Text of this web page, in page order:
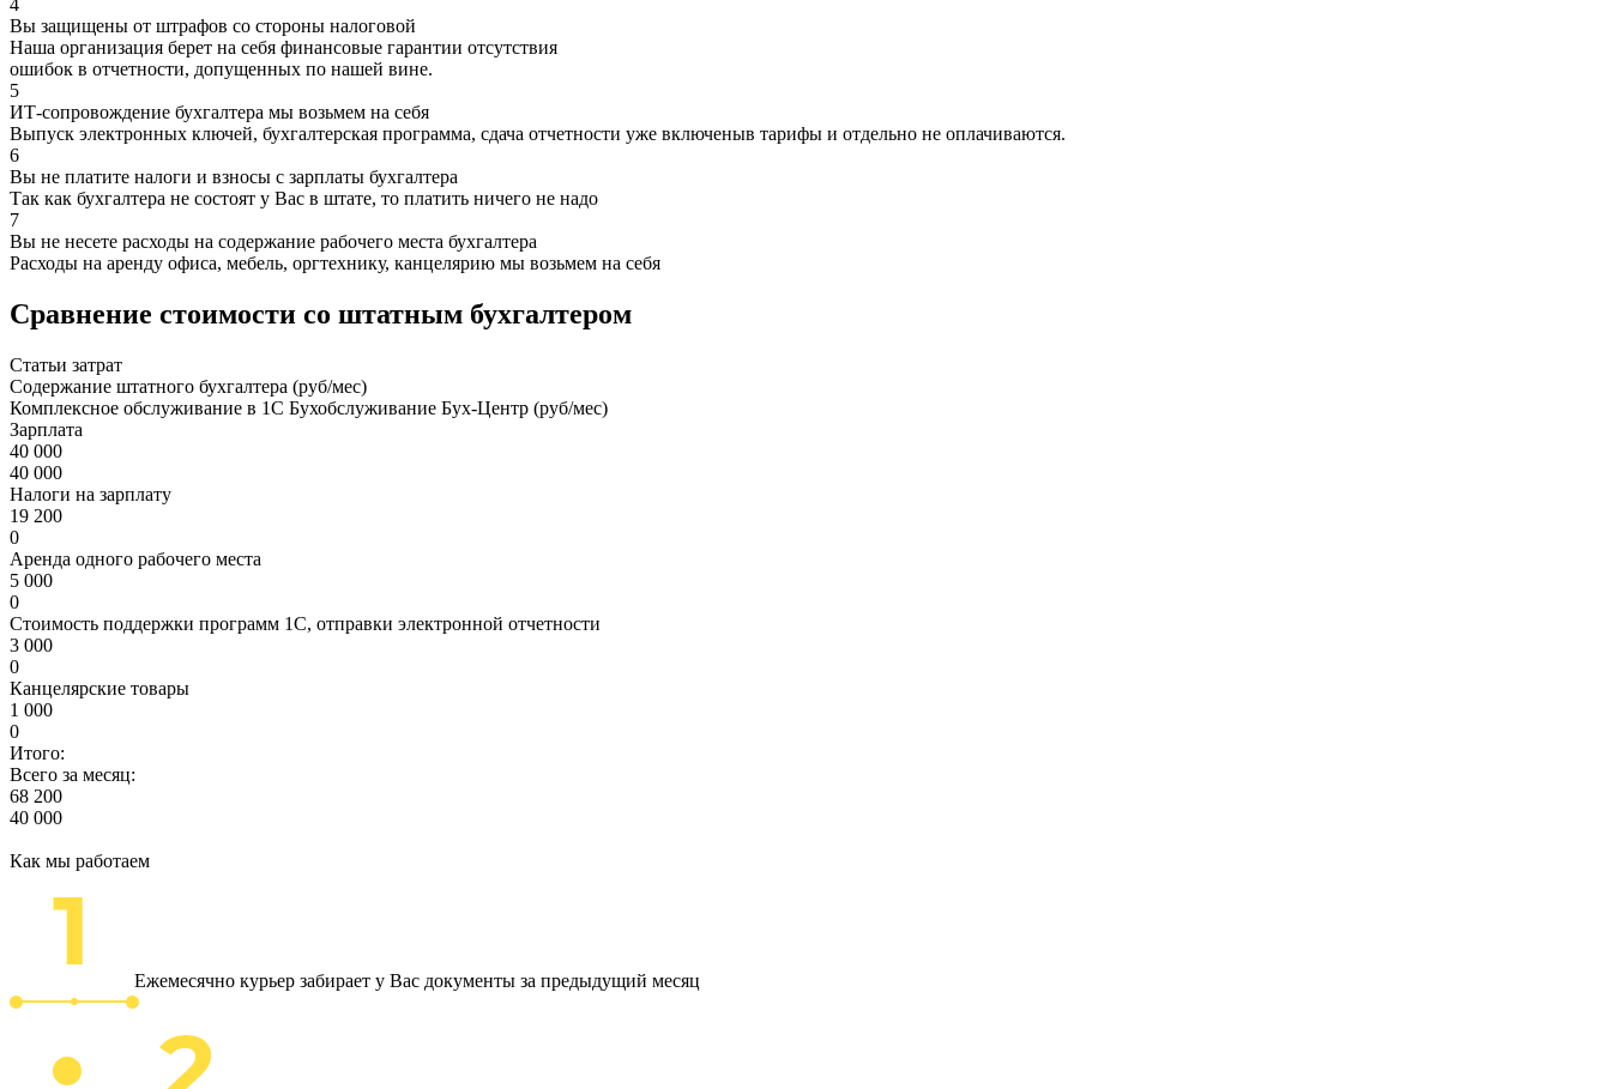
Вы защищены от штрафов со стороны налоговой
Наша организация берет на себя финансовые гарантии отсутствия
ошибок в отчетности, допущенных по нашей вине.
5
ИТ-сопровождение бухгалтера мы возьмем на себя
Выпуск электронных ключей, бухгалтерская программа, сдача отчетности уже включеныв тарифы и отдельно не оплачиваются.
6
Вы не платите налоги и взносы с зарплаты бухгалтера
Так как бухгалтера не состоят у Вас в штате, то платить ничего не надо
7
Вы не несете расходы на содержание рабочего места бухгалтера
Расходы на аренду офиса, мебель, оргтехнику, канцелярию мы возьмем на себя
Сравнение стоимости со штатным бухгалтером
Статьи затрат
Содержание штатного бухгалтера (руб/мес)
Комплексное обслуживание в 1С Бухобслуживание Бух-Центр (руб/мес)
Зарплата
40 000
40 000
Налоги на зарплату
19 200
0
Аренда одного рабочего места
5 000
0
Стоимость поддержки программ 1С, отправки электронной отчетности
3 000
0
Канцелярские товары
1 000
0
Итого:
Всего за месяц:
68 200
40 000
Как мы работаем
Ежемесячно курьер забирает у Вас документы за предыдущий месяц